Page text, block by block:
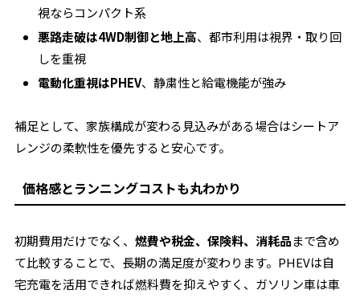
視ならコンパクト系
悪路走破は4WD制御と地上高、都市利用は視界・取り回
しを重視
電動化重視はPHEV、静粛性と給電機能が強み
補足として、家族構成が変わる見込みがある場合はシートア
レンジの柔軟性を優先すると安心です。
価格感とランニングコストも丸わかり
初期費用だけでなく、燃費や税金、保険料、消耗品まで含め
て比較することで、長期の満足度が変わります。PHEVは自
宅充電を活用できれば燃料費を抑えやすく、ガソリン車は車